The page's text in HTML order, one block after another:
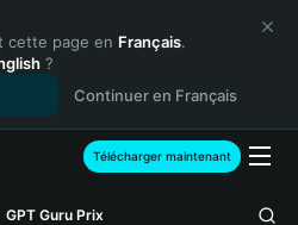
cette page en Français.
?
Continuer en Français
Télécharger maintenant
GPT Guru Prix